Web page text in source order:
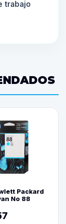
trabajo
Packard
No 88